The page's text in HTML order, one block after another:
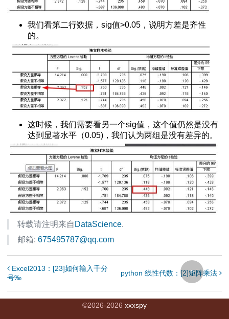
方法
加减乘除
否相同
装spss22.0
理论值差异
是否相关
度的度量
分析
我们看第二行数据，sig值>0.05，说明方差是齐性
的。
这时候，我们需要看另一个sig值，这个值仍然是没有
达到显著水平（0.05)，我们认为两组是没有差异的。
转载请注明来自 DataScience.
邮箱: 675495787@qq.com
Excel2013：[23]如何输入千分
号‰
python 线性代数：[2]矩阵乘法
©2026-2026 xxxspy